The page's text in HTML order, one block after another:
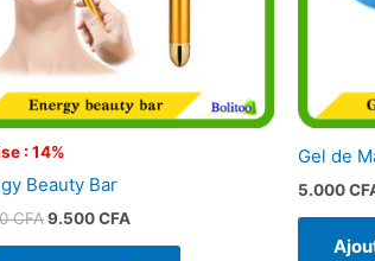
: 14%
Beauty Bar
CFA9.500CFA
Gel de
5.000